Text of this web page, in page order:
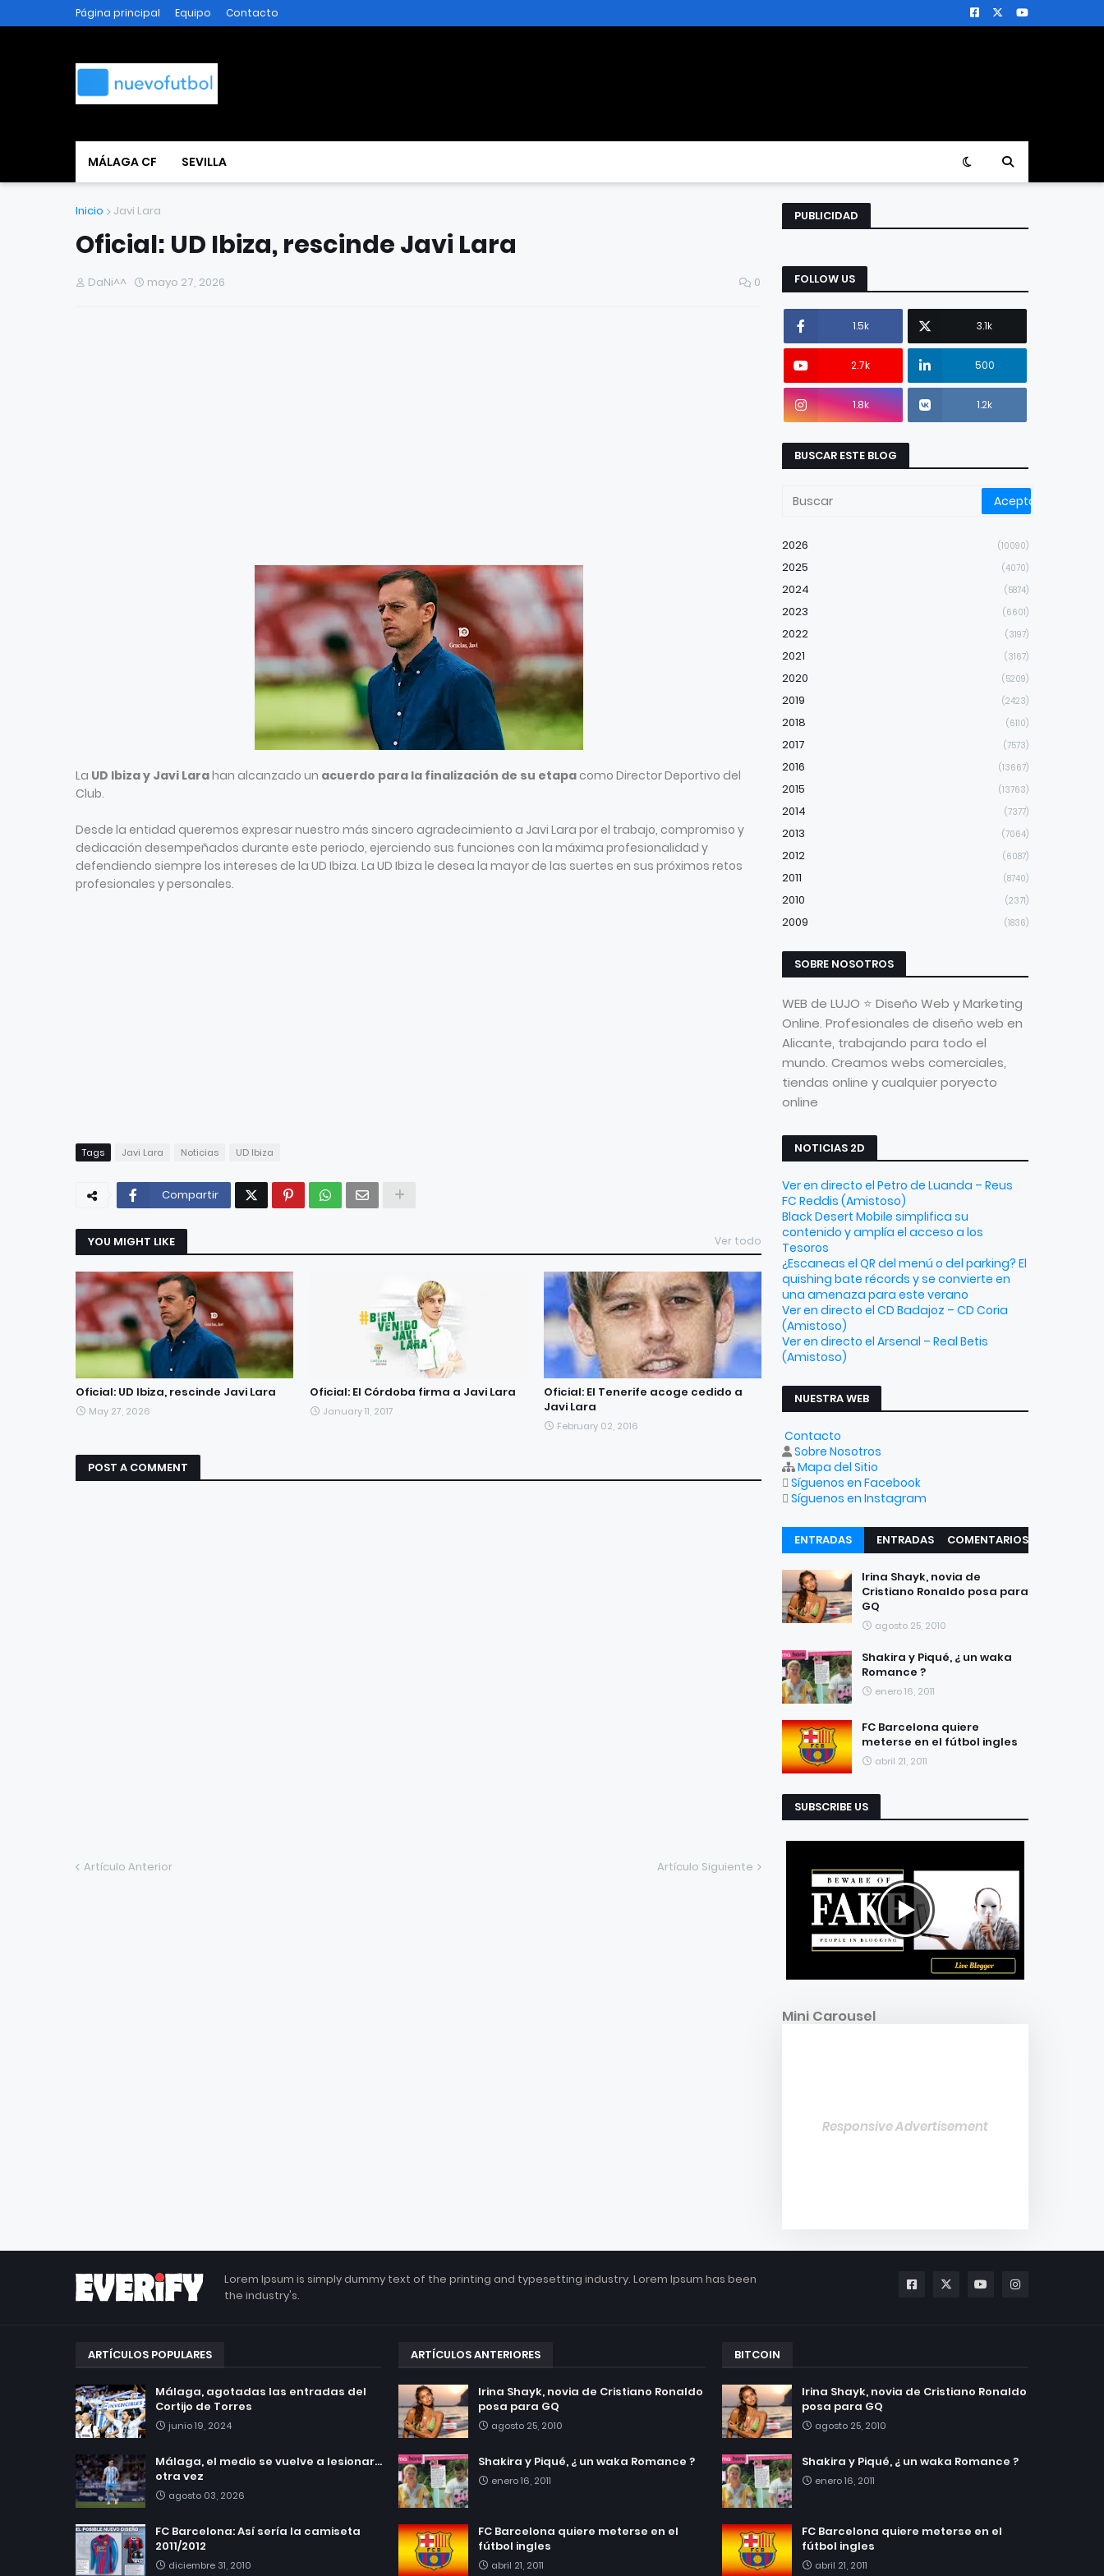
Página principal Equipo Contacto
MÁLAGA CF SEVILLA
Inicio Javi Lara
Oficial: UD Ibiza, rescinde Javi Lara
DaNi^^ mayo 27, 2026 0
La UD Ibiza y Javi Larahan alcanzado un acuerdo para la finalización de su etapa como Director Deportivo del
Club.
Desde la entidad queremos expresar nuestro más sincero agradecimiento a Javi Lara por el trabajo, compromiso y
dedicación desempeñados durante este periodo, ejerciendo sus funciones con la máxima profesionalidad y
defendiendo siempre los intereses de la UD Ibiza. La UD Ibiza le desea la mayor de las suertes en sus próximos retos
profesionales y personales.
Tags Javi Lara Noticias UD Ibiza
Compartir
YOU MIGHT LIKE Ver todo
Oficial: UD Ibiza, rescinde Javi Lara
May 27, 2026
Oficial: El Córdoba firma a Javi Lara
January 11, 2017
Oficial: El Tenerife acoge cedido a
Javi Lara
February 02, 2016
POST A COMMENT
Artículo Anterior Artículo Siguiente
PUBLICIDAD
FOLLOW US
1.5k 3.1k
2.7k 500
1.8k 1.2k
BUSCAR ESTE BLOG
2026 (10090)
2025 (4070)
2024 (5874)
2023 (6601)
2022 (3197)
2021 (3167)
2020 (5209)
2019 (2423)
2018 (6110)
2017 (7573)
2016 (13667)
2015 (13763)
2014 (7377)
2013 (7064)
2012 (6087)
2011 (8740)
2010 (2371)
2009 (1836)
SOBRE NOSOTROS
WEB de LUJO ⭐ Diseño Web y Marketing
Online. Profesionales de diseño web en
Alicante, trabajando para todo el
mundo. Creamos webs comerciales,
tiendas online y cualquier poryecto
online
NOTICIAS 2D
Ver en directo el Petro de Luanda – Reus
FC Reddis (Amistoso)
Black Desert Mobile simplifica su
contenido y amplía el acceso a los
Tesoros
¿Escaneas el QR del menú o del parking? El
quishing bate récords y se convierte en
una amenaza para este verano
Ver en directo el CD Badajoz – CD Coria
(Amistoso)
Ver en directo el Arsenal – Real Betis
(Amistoso)
NUESTRA WEB
Contacto
Sobre Nosotros
Mapa del Sitio
Síguenos en Facebook
Síguenos en Instagram
ENTRADAS
RECIENTES
ENTRADAS
COMENTARIOS
Irina Shayk, novia de
Cristiano Ronaldo posa para
GQ
agosto 25, 2010
Shakira y Piqué, ¿ un waka
Romance ?
enero 16, 2011
FC Barcelona quiere
meterse en el fútbol ingles
abril 21, 2011
SUBSCRIBE US
Mini Carousel
Responsive Advertisement
Lorem Ipsum is simply dummy text of the printing and typesetting industry. Lorem Ipsum has been
the industry's.
ARTÍCULOS POPULARES
Málaga, agotadas las entradas del
Cortijo de Torres
junio 19, 2024
Málaga, el medio se vuelve a lesionar...
otra vez
agosto 03, 2026
FC Barcelona: Así sería la camiseta
2011/2012
diciembre 31, 2010
ARTÍCULOS ANTERIORES
Irina Shayk, novia de Cristiano Ronaldo
posa para GQ
agosto 25, 2010
Shakira y Piqué, ¿ un waka Romance ?
enero 16, 2011
FC Barcelona quiere meterse en el
fútbol ingles
abril 21, 2011
BITCOIN
Irina Shayk, novia de Cristiano Ronaldo
posa para GQ
agosto 25, 2010
Shakira y Piqué, ¿ un waka Romance ?
enero 16, 2011
FC Barcelona quiere meterse en el
fútbol ingles
abril 21, 2011